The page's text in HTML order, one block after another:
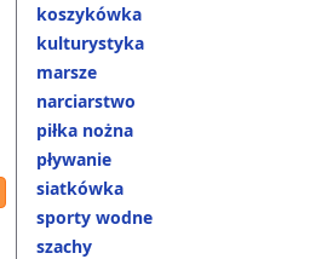
koszykówka
kulturystyka
marsze
narciarstwo
piłka nożna
pływanie
siatkówka
sporty wodne
szachy